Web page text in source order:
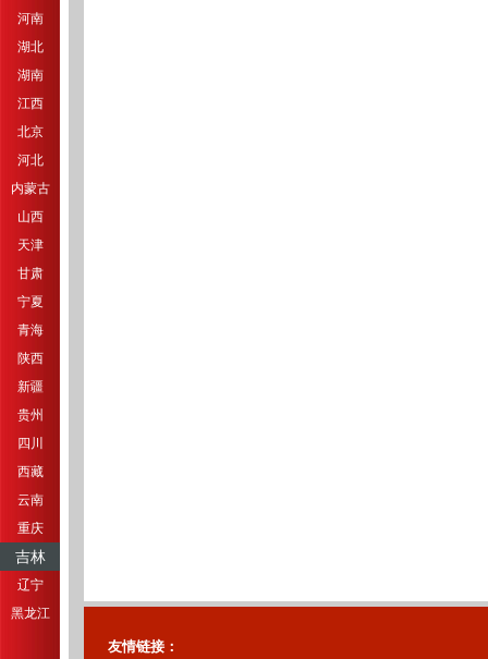
河南
湖北
湖南
江西
北京
河北
内蒙古
山西
天津
甘肃
宁夏
青海
陕西
新疆
贵州
四川
西藏
云南
重庆
吉林
辽宁
黑龙江
友情链接：